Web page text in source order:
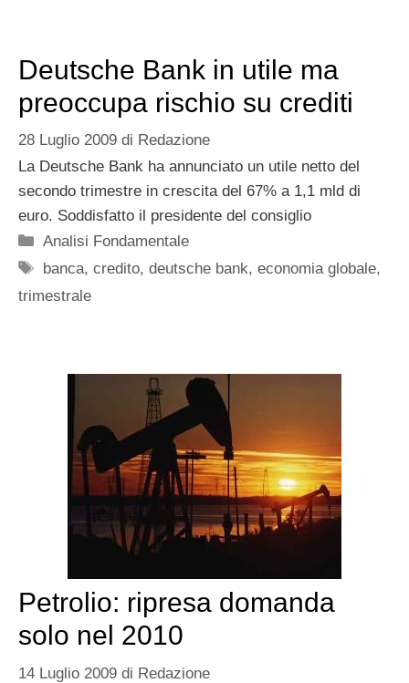
Deutsche Bank in utile ma
preoccupa rischio su crediti
28 Luglio 2009 di Redazione
La Deutsche Bank ha annunciato un utile netto del
secondo trimestre in crescita del 67% a 1,1 mld di
euro. Soddisfatto il presidente del consiglio
Categorie
Analisi Fondamentale
Tag
banca,credito,deutsche bank,economia globale,
trimestrale
Petrolio: ripresa domanda
solo nel 2010
14 Luglio 2009 di Redazione